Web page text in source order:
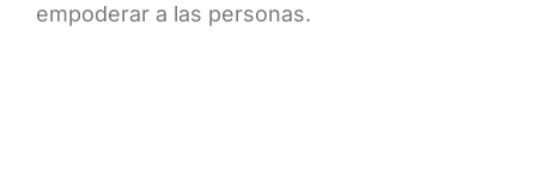
empoderar a las personas.